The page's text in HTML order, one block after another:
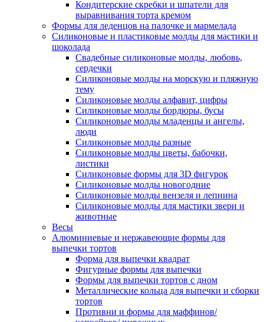
Кондитерские скребки и шпатели для
выравнивания торта кремом
Формы для леденцов на палочке и мармелада
Силиконовые и пластиковые молды для мастики и
шоколада
Свадебные силиконовые молды, любовь,
сердечки
Силиконовые молды на морскую и пляжную
тему
Силиконовые молды алфавит, цифры
Силиконовые молды бордюры, бусы
Силиконовые молды младенцы и ангелы,
люди
Силиконовые молды разные
Силиконовые молды цветы, бабочки,
листики
Силиконовые формы для 3D фигурок
Силиконовые молды новогодние
Силиконовые молды вензеля и лепнина
Силиконовые молды для мастики звери и
животные
Весы
Алюминиевые и нержавеющие формы для
выпечки тортов
Форма для выпечки квадрат
Фигурные формы для выпечки
Формы для выпечки тортов с дном
Металлические кольца для выпечки и сборки
тортов
Противни и формы для маффинов/